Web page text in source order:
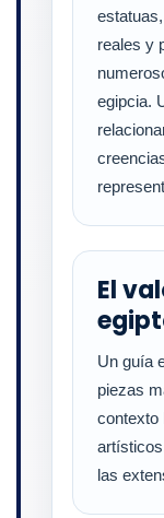
reales y
egipcia.
El
Un guía
piezas
contexto
las